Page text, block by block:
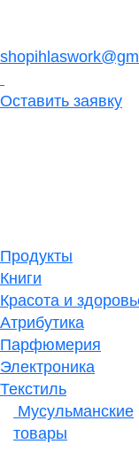
Оставить заявку
Продукты
Книги
Красота и
Атрибутика
Парфюмерия
Электроника
Текстиль
Мусульманские
товары